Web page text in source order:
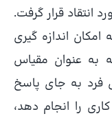
انتقاد قرار گرفت.
اندازه گیری
به عنوان مقیاس
فرد به جای پاسخ
را انجام دهد،